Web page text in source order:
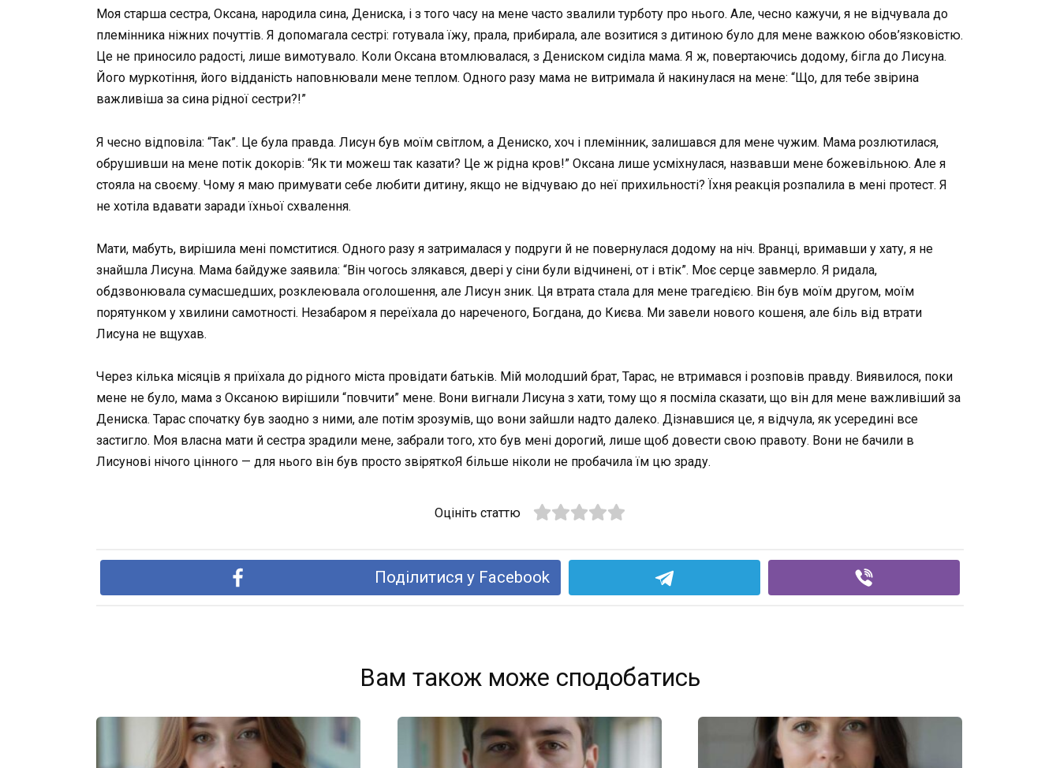
Моя старша сестра, Оксана, народила сина, Дениска, і з того часу на мене часто звалили турботу про нього. Але, чесно кажучи, я не відчувала до
племінника ніжних почуттів. Я допомагала сестрі: готувала їжу, прала, прибирала, але возитися з дитиною було для мене важкою обов’язковістю.
Це не приносило радості, лише вимотувало. Коли Оксана втомлювалася, з Дениском сиділа мама. Я ж, повертаючись додо­му, бігла до Лисуна.
Його муркотіння, його відданість наповнювали мене теплом. Одного разу мама не витримала й накинулася на мене: “Що, для тебе звірина
важливіша за сина рідної сестри?!”
Я чесно відповіла: “Так”. Це була правда. Лисун був моїм світлом, а Дениско, хоч і племінник, залишався для мене чужим. Мама розлютилася,
обрушивши на мене потік докорів: “Як ти можеш так казати? Це ж рідна кров!” Оксана лише усміхнулася, назвавши мене божевільною. Але я
стояла на своєму. Чому я маю примувати себе любити дитину, якщо не відчуваю до неї прихильності? Їхня реакція розпалила в мені протест. Я
не хотіла вдавати заради їхньої схвалення.
Мати, мабуть, вирішила мені помститися. Одного разу я затрималася у подруги й не повернулася додому на ніч. Вранці, вримавши у хату, я не
знайшла Лисуна. Мама байдуже заявила: “Він чогось злякався, двері у сіни були відчинені, от і втік”. Моє серце завмерло. Я ридала,
обдзвонювала сумасшедших, розклеювала оголошення, але Лисун зник. Ця втрата стала для мене трагедією. Він був моїм другом, моїм
порятунком у хвилини самотності. Незабаром я переїхала до нареченого, Богдана, до Києва. Ми завели нового кошеня, але біль від втрати
Лисуна не вщухав.
Через кілька місяців я приїхала до рідного міста провідати батьків. Мій молодший брат, Тарас, не втримався і розповів правду. Виявилося, поки
мене не було, мама з Оксаною вирішили “повчити” мене. Вони вигнали Лисуна з хати, тому що я посміла сказати, що він для мене важливіший за
Дениска. Тарас спочатку був заодно з ними, але потім зрозумів, що вони зайшли надто далеко. Дізнавшися це, я відчула, як усередині все
застигло. Моя власна мати й сестра зрадили мене, забрали того, хто був мені дорогий, лише щоб довести свою правоту. Вони не бачили в
Лисунові нічого цінного — для нього він був просто звіряткоЯ більше ніколи не пробачила їм цю зраду.
Оцініть статтю
Поділитися у Facebook
Вам також може сподобатись